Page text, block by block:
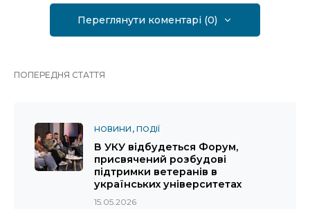
Переглянути коментарі (0)
ПОПЕРЕДНЯ СТАТТЯ
НОВИНИ ПОДІЇ
В УКУ відбудеться Форум,
присвячений розбудові
підтримки ветеранів в
українських університетах
15.05.2026